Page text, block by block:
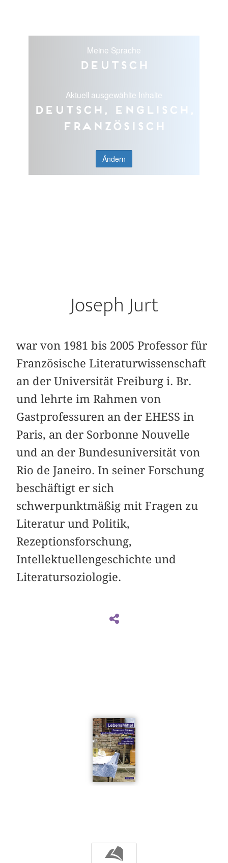
Meine Sprache
Deutsch
Aktuell ausgewählte Inhalte
Deutsch, Englisch,
Französisch
Ändern
Joseph Jurt
war von 1981 bis 2005 Professor für
Französische Literaturwissenschaft
an der Universität Freiburg i. Br.
und lehrte im Rahmen von
Gastprofessuren an der EHESS in
Paris, an der Sorbonne Nouvelle
und an der Bundesuniversität von
Rio de Janeiro. In seiner Forschung
beschäftigt er sich
schwerpunktmäßig mit Fragen zu
Literatur und Politik,
Rezeptionsforschung,
Intellektuellengeschichte und
Literatursoziologie.
b